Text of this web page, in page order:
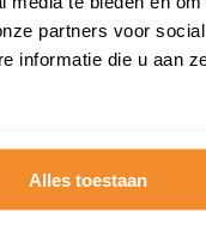
partners voor social
informatie die u aan
Alles toestaan
2026
2026